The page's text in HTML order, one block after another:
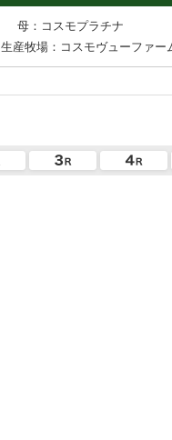
母：コスモプラチナ
生産牧場：コスモヴューファー